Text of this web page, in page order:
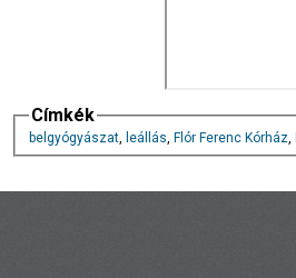
Címkék
belgyógyászat, leállás, Flór Ferenc Kórház,